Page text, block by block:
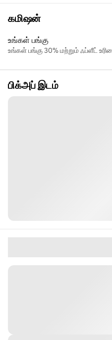
கமிஷன்
உங்கள் பங்கு
உங்கள் பங்கு 30% மற்றும் ஃப்ளீட்
பிக்அப் இடம்